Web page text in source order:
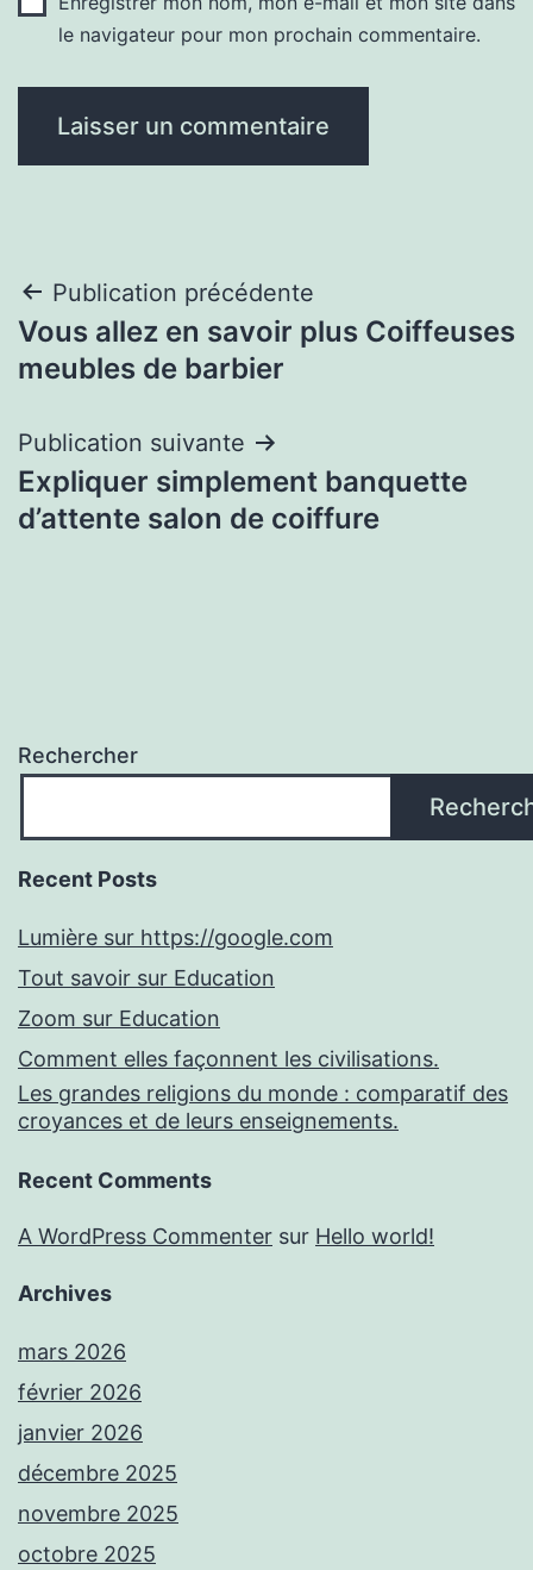
le navigateur pour mon prochain commentaire.
Navigation
de
Publication précédente
Vous allez en savoir plus Coiffeuses
meubles de barbier
Publication suivante
Expliquer simplement banquette
d’attente salon de coiffure
Rechercher
Recent Posts
Lumière sur https://google.com
Tout savoir sur Education
Zoom sur Education
Comment elles façonnent les civilisations.
Les grandes religions du monde : comparatif des
croyances et de leurs enseignements.
Recent Comments
A WordPress Commenter sur Hello world!
Archives
mars 2026
février 2026
janvier 2026
décembre 2025
novembre 2025
octobre 2025